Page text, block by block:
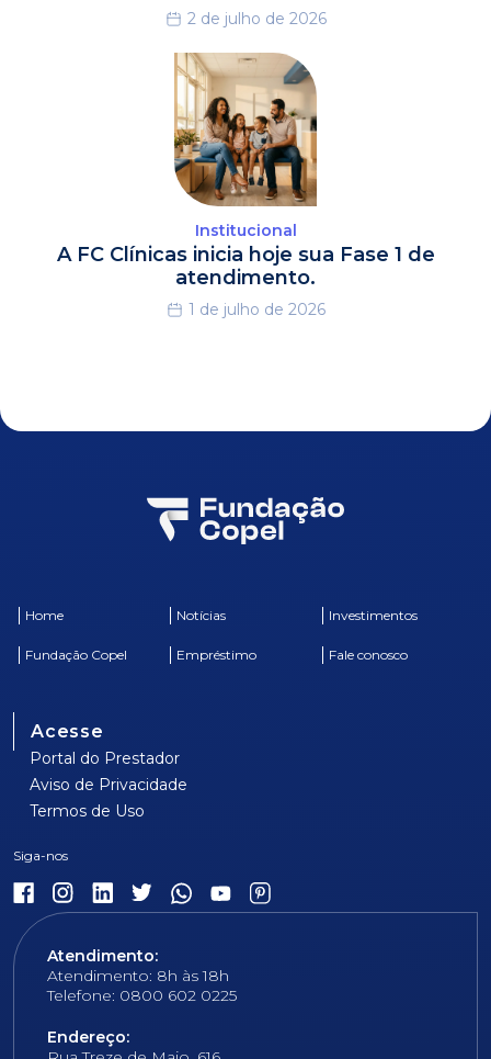
2 de julho de 2026
Institucional
A FC Clínicas inicia hoje sua Fase 1 de
atendimento.
1 de julho de 2026
Home Notícias Investimentos
Fundação Copel Empréstimo Fale conosco
Acesse
Portal do Prestador
Aviso de Privacidade
Termos de Uso
Atendimento:
Atendimento: 8h às 18h
Telefone: 0800 602 0225
Endereço: